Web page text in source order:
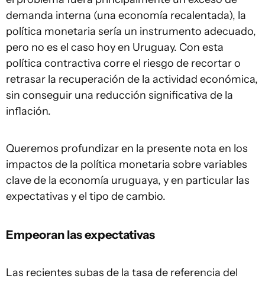
demanda interna (una economía recalentada), la
política monetaria sería un instrumento adecuado,
pero no es el caso hoy en Uruguay. Con esta
política contractiva corre el riesgo de recortar o
retrasar la recuperación de la actividad económica,
sin conseguir una reducción significativa de la
inflación.
Queremos profundizar en la presente nota en los
impactos de la política monetaria sobre variables
clave de la economía uruguaya, y en particular las
expectativas y el tipo de cambio.
Empeoran las expectativas
Las recientes subas de la tasa de referencia del